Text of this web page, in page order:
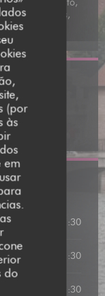
(por
às
em
do
de férias,
19:00 - 21:30
19:00 - 21:30
19:00 - 21:30